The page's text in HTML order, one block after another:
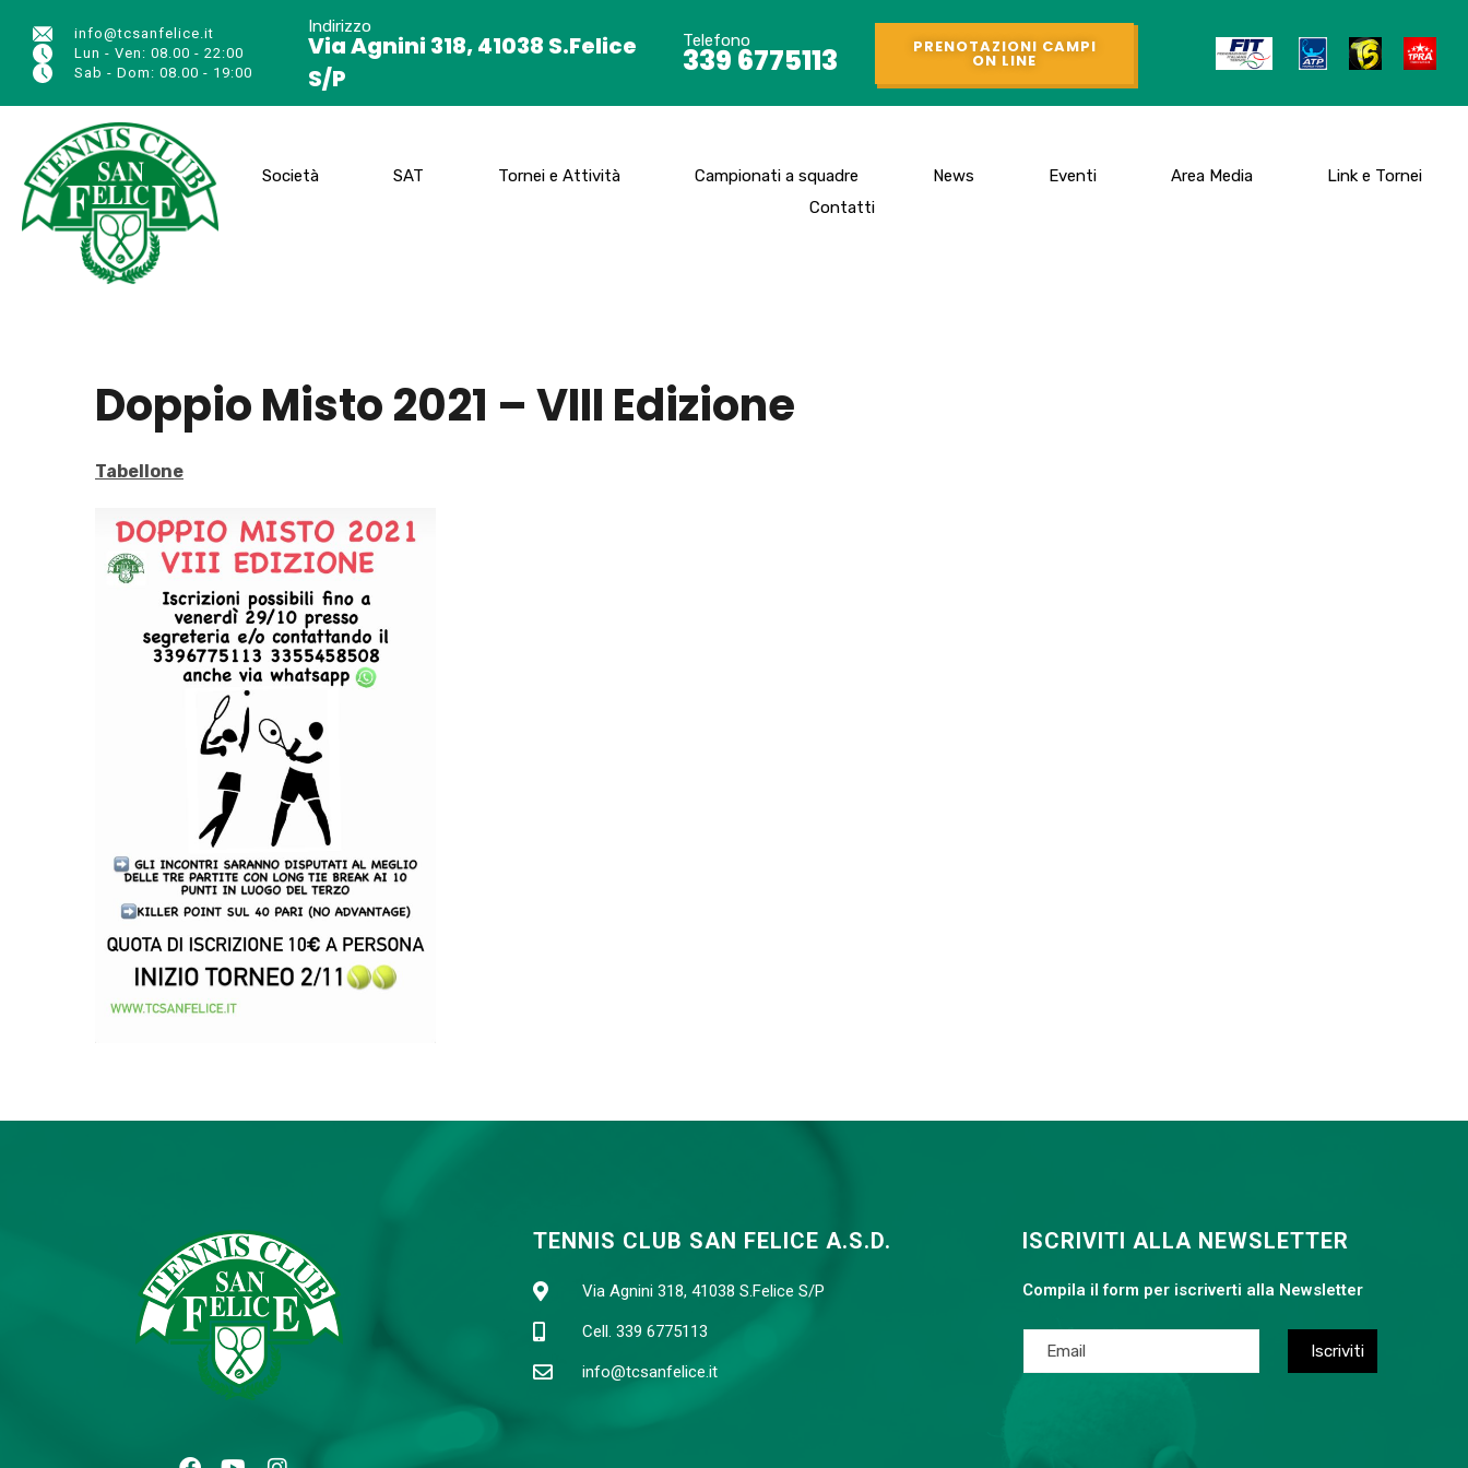
info@tcsanfelice.it
Lun - Ven: 08.00 - 22:00
Sab - Dom: 08.00 - 19:00
Indirizzo
Via Agnini 318, 41038 S.Felice
S/P
Telefono
339 6775113 PRENOTAZIONI CAMPI
ON LINE
Società SAT Tornei e Attività Campionati a squadre News Eventi Area Media
Link e Tornei
Contatti
Doppio Misto 2021 – VIII Edizione
Tabellone
TENNIS CLUB SAN FELICE A.S.D.
Via Agnini 318, 41038 S.Felice S/P
Cell. 339 6775113
info@tcsanfelice.it
ISCRIVITI ALLA NEWSLETTER
Compila il form per iscriverti alla Newsletter